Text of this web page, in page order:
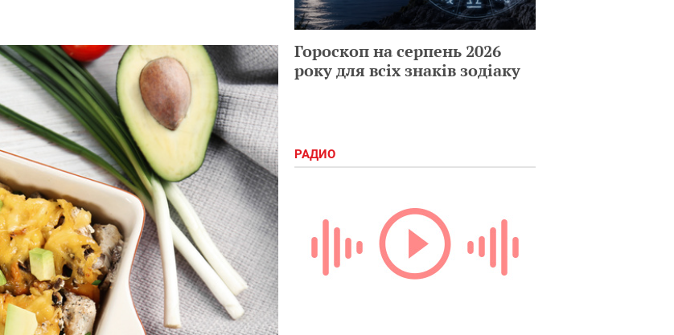
Гороскоп на серпень 2026
року для всіх знаків зодіаку
РАДИО